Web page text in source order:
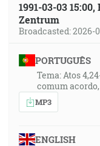
1991-03-03
Zentrum
Broadcasted: 2026-
PORTUGUÊS
Tema: Atos
comum
MP3
ENGLISH